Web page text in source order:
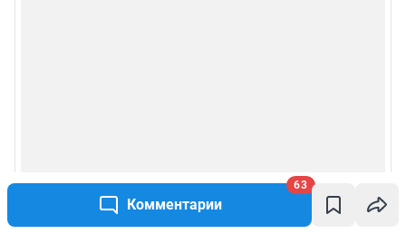
Комментарии
63